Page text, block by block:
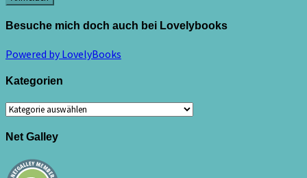
Besuche mich doch auch bei Lovelybooks
Powered by LovelyBooks
Kategorien
Kategorien
Net Galley